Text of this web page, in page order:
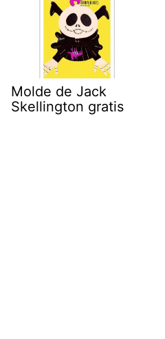
Molde de Jack
Skellington gratis